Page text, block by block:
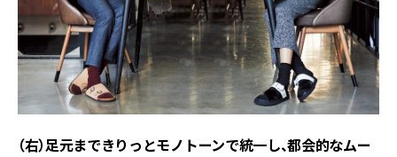
（右）足元まできりっとモノトーンで統一し、都会的なムー